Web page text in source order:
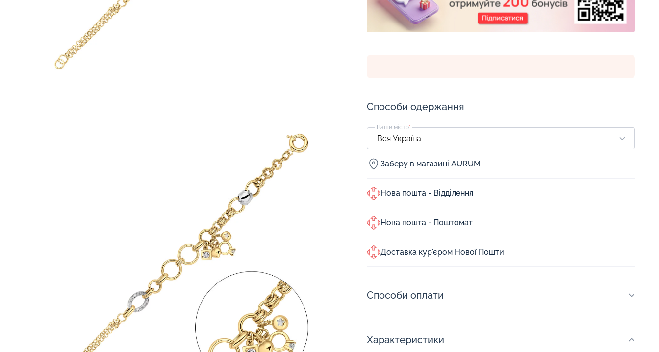
Способи одержання
Ваше місто*
Заберу в магазині AURUM
Нова пошта - Відділення
Нова пошта - Поштомат
Доставка кур'єром Нової Пошти
Способи оплати
Характеристики